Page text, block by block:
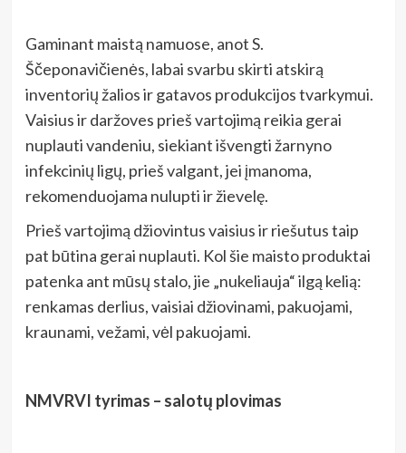
Gaminant maistą namuose, anot S.
Ščeponavičienės, labai svarbu skirti atskirą
inventorių žalios ir gatavos produkcijos tvarkymui.
Vaisius ir daržoves prieš vartojimą reikia gerai
nuplauti vandeniu, siekiant išvengti žarnyno
infekcinių ligų, prieš valgant, jei įmanoma,
rekomenduojama nulupti ir žievelę.
Prieš vartojimą džiovintus vaisius ir riešutus taip
pat būtina gerai nuplauti. Kol šie maisto produktai
patenka ant mūsų stalo, jie „nukeliauja“ ilgą kelią:
renkamas derlius, vaisiai džiovinami, pakuojami,
kraunami, vežami, vėl pakuojami.
NMVRVI tyrimas – salotų plovimas